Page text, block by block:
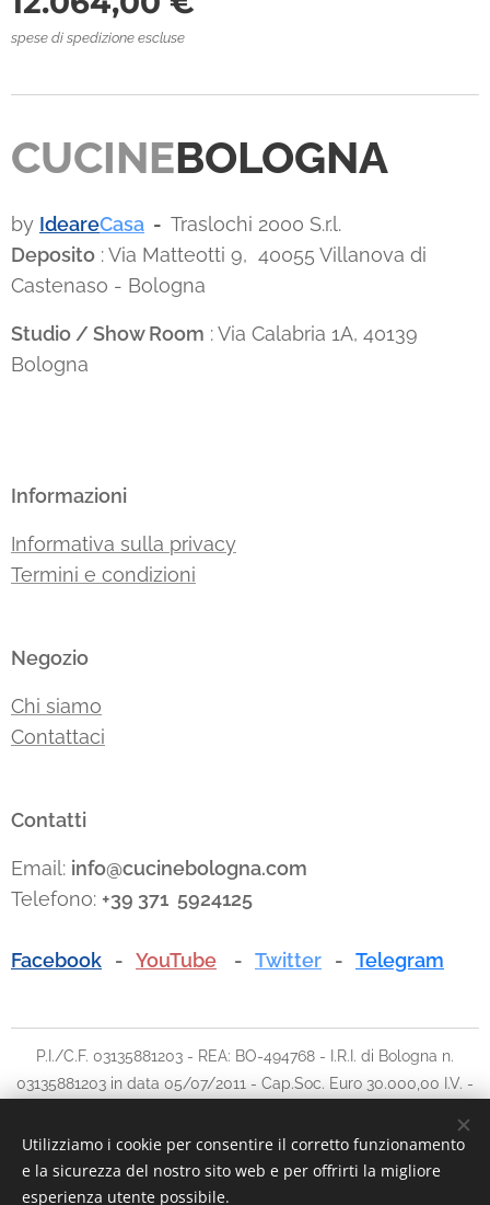
spese di spedizione escluse
CUCINEBOLOGNA
by IdeareCasa - Traslochi 2000 S.r.l.
Deposito : Via Matteotti 9, 40055 Villanova di
Castenaso - Bologna
Studio / Show Room : Via Calabria 1A, 40139
Bologna
Informazioni
Informativa sulla privacy
Termini e condizioni
Negozio
Chi siamo
Contattaci
Contatti
Email: info@cucinebologna.com
Telefono: +39 371 5924125
Facebook - YouTube - Twitter - Telegram
P.I./C.F. 03135881203 - REA: BO-494768 - I.R.I. di Bologna n.
03135881203 in data 05/07/2011 - Cap.Soc. Euro 30.000,00 I.V. -
info@traslochi2000bo.it
Cookies
Utilizziamo i cookie per consentire il corretto funzionamento
e la sicurezza del nostro sito web e per offrirti la migliore
esperienza utente possibile.